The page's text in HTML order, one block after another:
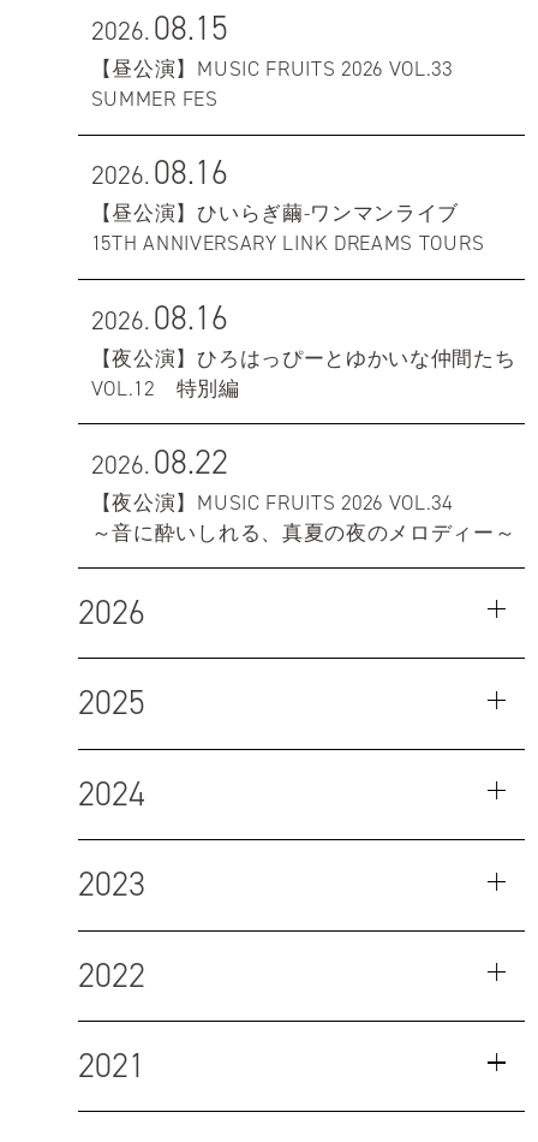
2026.08.15
【昼公演】MUSIC FRUITS 2026 VOL.33
SUMMER FES
2026.08.16
【昼公演】ひいらぎ繭-ワンマンライブ
15TH ANNIVERSARY LINK DREAMS TOURS
2026.08.16
【夜公演】ひろはっぴーとゆかいな仲間たち
VOL.12 特別編
2026.08.22
【夜公演】MUSIC FRUITS 2026 VOL.34
～音に酔いしれる、真夏の夜のメロディー～
2026
2025
2024
2023
2022
2021